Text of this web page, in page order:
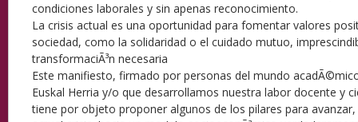
condiciones laborales y sin apenas reconocimiento.
La crisis actual es una oportunidad para fomentar valores
sociedad, como la solidaridad o el cuidado mutuo,
transformaciÃ³n necesaria
Este manifiesto, firmado por personas del mundo
Euskal Herria y/o que desarrollamos nuestra labor docente y
tiene por objeto proponer algunos de los pilares para